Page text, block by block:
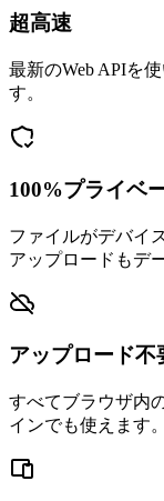
超高速
最新のWeb APIを
す。
100%プライベ
ファイルがデバイ
アップロードもデ
アップロード不
すべてブラウザ内
インでも使えます。